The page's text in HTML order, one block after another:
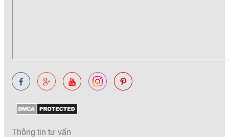
Thông tin tư vấn